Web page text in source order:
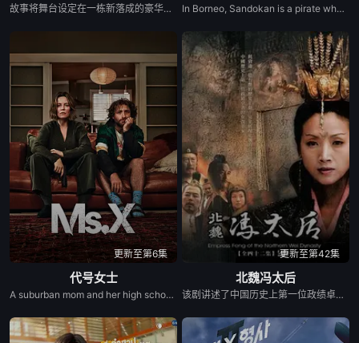
故事将舞台设定在一栋新落成的豪华高级公寓中。主人公月岛明日海（宇垣美里 饰）本以为和丈夫、女儿搬进这里是幸福生活的开始，却没料到在公寓里与曾有宿怨的真宫孔美子（篠田麻里子 饰）狭路相逢。 孔美子表面上是无可挑剔的名媛妈妈，背地里却深藏着难以捉摸的执念与城府。随着两人再度交锋，阶层差距、生活水准以及家庭环境的不同，让妈妈们之间脆弱的关系迅速演变成一场充斥着嫉妒、不伦、背叛与复仇的激烈暗战。 In Borneo, Sandokan is a pirate who lives by the day: he fights only for himself and his crew. But his life changes when he meets Marianne, the beautiful daughter of the British consul in Labuan. It is the beginning of an impossible love affair between two similar souls.
更新至第6集
代号女士
A suburban mom and her high school friend plot to frighten her unfaithful husband straight, but their scheme spirals into murder, trapping her between law enforcement, drug lords, and ruthless PTA moms.
更新至第42集
北魏冯太后
该剧讲述了中国历史上第一位政绩卓著的女改革家——北魏冯太后充满传奇色彩的一生。 故事发生在南北朝时期，北方地区的北魏王朝正值太武帝当政。太平真君十年，太武帝颁诏，命大将军冯邈带兵征讨柔然。大臣乙浑以冯邈是降将为由极力反对，左昭仪冯姑出面力挺大将军冯邈，太武帝最终决定仍由冯邈带兵出征。冯邈战败投降，大为震怒的太武帝派乙浑诛杀冯家老小，冯姑的哥哥冯朗也被赐死，冯朗的儿子冯熙因为逃到羌族部落，性命得以保全。冯朗的女儿冯淑仪几经波折，最终以戴罪之身进入皇宫做了一个小奴婢。 少年冯淑仪聪慧机敏，后来成为了少年皇子拓跋浚的伴读。公元452年，年仅13岁的拓跋浚称帝，成为历史上的文成帝。冯淑仪被选为贵人，并最终成为母仪天下的皇后。柔然进犯北魏，文成帝提出比武选将，冯皇后借机召回躲藏在羌族部落的哥哥冯熙。在比武大会上，女扮男装、替父从军的花木兰和冯熙脱颖而出，最终冯熙被任命为先锋，他率部与柔然军队交战，大获全胜，冯家兄妹终于洗刷掉了冯家的耻辱。文成帝打算兴建云岗石窟，得到冯皇后支持的昙曜最终领命开凿佛窟。 文成帝驾崩，火祭之时，冯皇后纵身火海，幸被侍官李弈救出。在众臣的帮助下，冯太后一举铲除了阴谋篡权的乙浑。少年献文帝继位后，冯皇后被尊为冯太后，首次临朝称制。献文帝长大成人，冯太后还政于朝，开始全心教导太子拓跋宏。公元471年，5岁的孝文帝拓跋宏登基，公元476年，冯太后二次临朝称制。冯太后是一位开明的政治家，她鼓励孝文帝矢志改革，富国强兵。在冯皇后的引导和全力支持下，孝文帝颁布实施了《三长制》和《均田制》。在这些改革措施的激励下，北魏王朝国力日渐强大，经济和文化都有了空前的发展。